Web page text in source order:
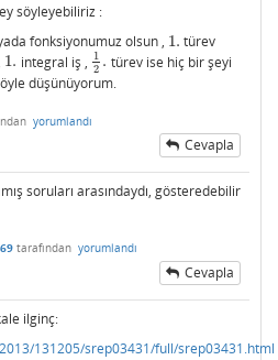
söyleyebiliriz :
fonksiyonumuz olsun , 1.
1. türev
1.
1. integral iş ,
1
2 .
12 türev ise hiç bir şeyi
düşünüyorum.
yorumlandı
Cevapla
soruları arasındaydı, gösteredebilir
tarafından yorumlandı
Cevapla
ilginç:
131205/srep03431/full/srep03431.html